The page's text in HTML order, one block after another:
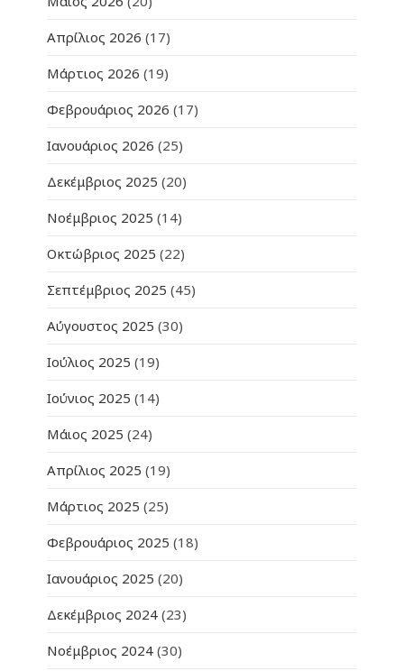
Απρίλιος 2026 (17)
Μάρτιος 2026 (19)
Φεβρουάριος 2026 (17)
Ιανουάριος 2026 (25)
Δεκέμβριος 2025 (20)
Νοέμβριος 2025 (14)
Οκτώβριος 2025 (22)
Σεπτέμβριος 2025 (45)
Αύγουστος 2025 (30)
Ιούλιος 2025 (19)
Ιούνιος 2025 (14)
Μάιος 2025 (24)
Απρίλιος 2025 (19)
Μάρτιος 2025 (25)
Φεβρουάριος 2025 (18)
Ιανουάριος 2025 (20)
Δεκέμβριος 2024 (23)
Νοέμβριος 2024 (30)